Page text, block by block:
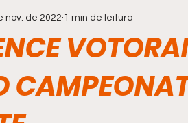
nov. de 2022 1 min de leitura